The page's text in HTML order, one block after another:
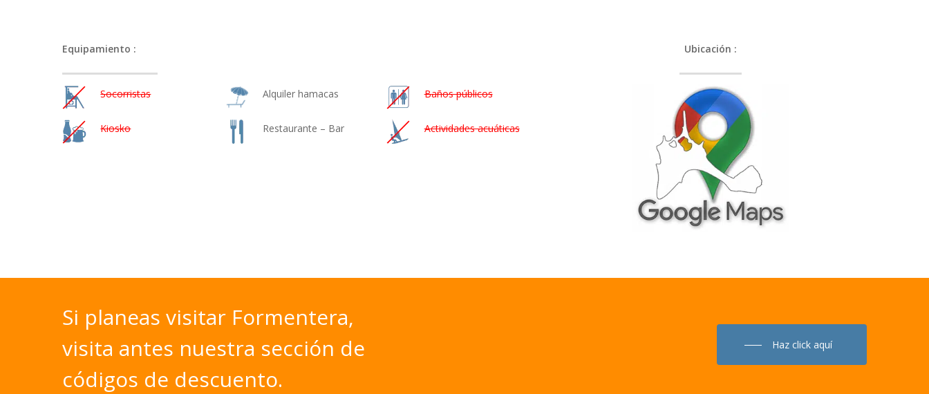
Equipamiento :
Socorristas
Kiosko
Alquiler hamacas
Restaurante – Bar
Baños públicos
Actividades acuáticas
Ubicación :
Si planeas visitar Formentera,
visita antes nuestra sección de
códigos de descuento.
Haz click aquí